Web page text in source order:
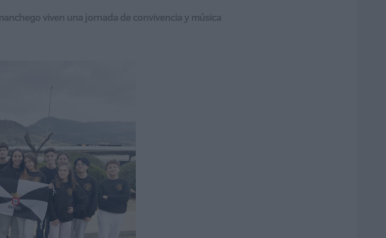
viven una jornada de convivencia y música